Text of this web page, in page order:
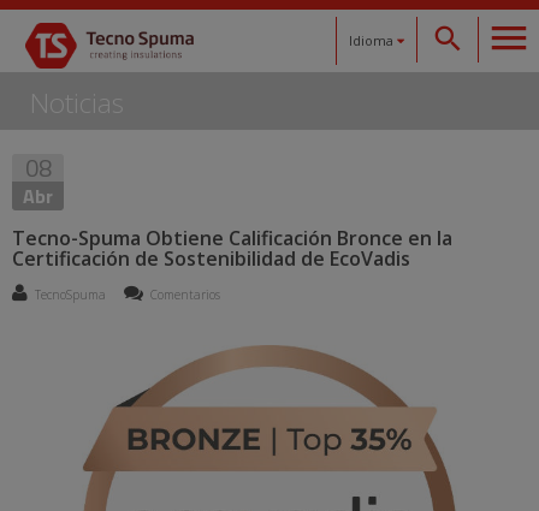
Idioma
Español
Català
Français
Noticias
08
Abr
Tecno-Spuma Obtiene Calificación Bronce en la
Certificación de Sostenibilidad de EcoVadis
TecnoSpuma Comentarios